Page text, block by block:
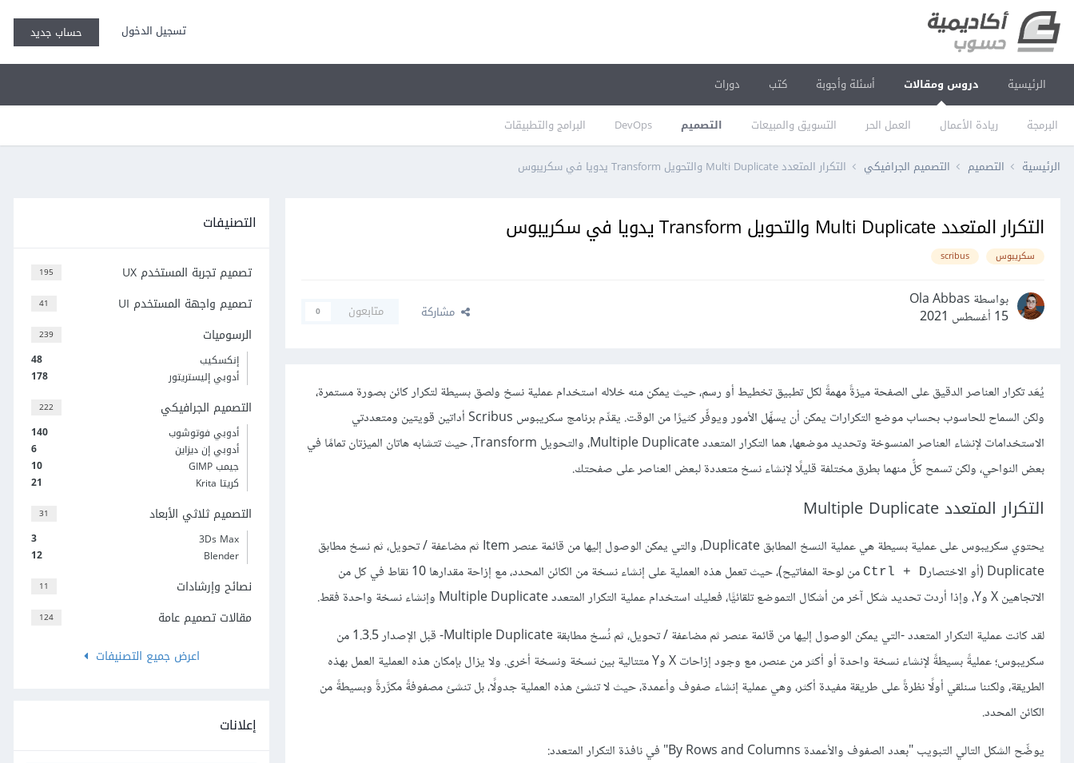
تسجيل الدخول حساب جديد
الرئيسية دروس ومقالات
البرمجة ريادة الأعمال العمل الحر التسويق والمبيعات التصميم DevOps البرامج والتطبيقات
أسئلة وأجوبة كتب دورات
الرئيسية التصميم التصميم الجرافيكي التكرار المتعدد Multi Duplicate والتحويل Transform يدويا في سكريبوس
التكرار المتعدد Multi Duplicate والتحويل Transform يدويا في سكريبوس
سكريبوس scribus
بواسطة Ola Abbas
15 أغسطس 2021
مشاركة متابعون 0
يُعَد تكرار العناصر الدقيق على الصفحة ميزةً مهمةً لكل تطبيق تخطيط أو رسم، حيث يمكن منه خلاله استخدام عملية نسخ ولصق بسيطة لتكرار كائن بصورة مستمرة،
ولكن السماح للحاسوب بحساب موضع التكرارات يمكن أن يسهِّل الأمور ويوفِّر كثيرًا من الوقت. يقدِّم برنامج سكريبوس Scribus أداتين قويتين ومتعددتي
الاستخدامات لإنشاء العناصر المنسوخة وتحديد موضعها، هما التكرار المتعدد Multiple Duplicate، والتحويل Transform، حيث تتشابه هاتان الميزتان تمامًا في
بعض النواحي، ولكن تسمح كلٌّ منهما بطرق مختلفة قليلًا لإنشاء نسخ متعددة لبعض العناصر على صفحتك.
التكرار المتعدد Multiple Duplicate
يحتوي سكريبوس على عملية بسيطة هي عملية النسخ المطابق Duplicate، والتي يمكن الوصول إليها من قائمة عنصر Item ثم مضاعفة / تحويل، ثم نسخ مطابق
Duplicate (أو الاختصار
Ctrl + D
من لوحة المفاتيح)، حيث تعمل هذه العملية على إنشاء نسخة من الكائن المحدد، مع إزاحة مقدارها 10 نقاط في كل من
الاتجاهين X وY، وإذا أردت تحديد شكل آخر من أشكال التموضع تلقائيًّا، فعليك استخدام عملية التكرار المتعدد Multiple Duplicate وإنشاء نسخة واحدة فقط.
لقد كانت عملية التكرار المتعدد -التي يمكن الوصول إليها من قائمة عنصر ثم مضاعفة / تحويل، ثم نُسخ مطابقة Multiple Duplicate- قبل الإصدار 1.3.5 من
سكريبوس؛ عمليةً بسيطةً لإنشاء نسخة واحدة أو أكثر من عنصر، مع وجود إزاحات X وY متتالية بين نسخة ونسخة أخرى. ولا يزال بإمكان هذه العملية العمل بهذه
الطريقة، ولكننا سنلقي أولًا نظرةً على طريقة مفيدة أكثر، وهي عملية إنشاء صفوف وأعمدة، حيث لا تنشئ هذه العملية جدولًا، بل تنشئ مصفوفةً مكرَّرةً وبسيطةً من
الكائن المحدد.
يوضِّح الشكل التالي التبويب "بعدد الصفوف والأعمدة By Rows and Columns" في نافذة التكرار المتعدد:
التصنيفات
195 تصميم تجربة المستخدم UX
41 تصميم واجهة المستخدم UI
239 الرسوميات
48
إنكسكيب
178
أدوبي إليستريتور
222 التصميم الجرافيكي
140
أدوبي فوتوشوب
6
أدوبي إن ديزاين
10
جيمب GIMP
21
كريتا Krita
31 التصميم ثلاثي الأبعاد
3
3Ds Max
12
Blender
11 نصائح وإرشادات
124
مقالات تصميم عامة
اعرض جميع التصنيفات
إعلانات